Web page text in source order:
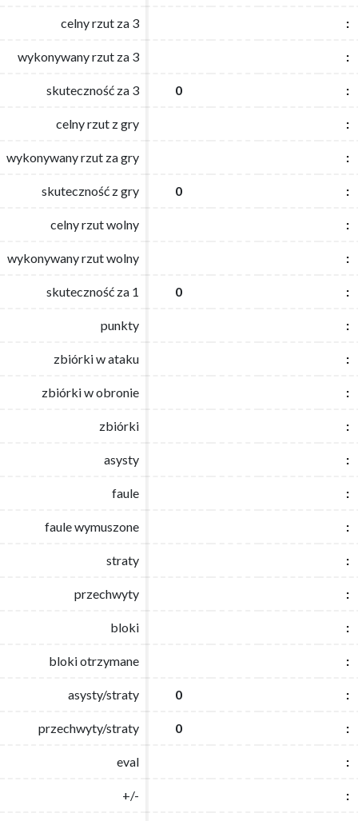
celny rzut za 3 :
wykonywany rzut za 3 :
skuteczność za 3 0 :
celny rzut z gry :
wykonywany rzut za gry :
skuteczność z gry 0 :
celny rzut wolny :
wykonywany rzut wolny :
skuteczność za 1 0 :
punkty :
zbiórki w ataku :
zbiórki w obronie :
zbiórki :
asysty :
faule :
faule wymuszone :
straty :
przechwyty :
bloki :
bloki otrzymane :
asysty/straty 0 :
przechwyty/straty 0 :
eval :
+/- :
celny rzut za 3 :
wykonywany rzut za 3 :
skuteczność za 3 0 :
celny rzut z gry :
wykonywany rzut za gry :
skuteczność z gry 0 :
celny rzut wolny :
wykonywany rzut wolny :
skuteczność za 1 0 :
punkty :
zbiórki w ataku :
zbiórki w obronie :
zbiórki :
asysty :
faule :
faule wymuszone :
straty :
przechwyty :
bloki :
bloki otrzymane :
asysty/straty 0 :
przechwyty/straty 0 :
eval :
+/- :